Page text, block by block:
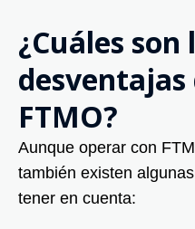
¿Cuáles son
desventajas
FTMO?
Aunque operar con
también existen
tener en cuenta: